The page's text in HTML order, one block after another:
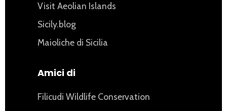
Visit Aeolian Islands
Sicily.blog
Maioliche di Sicilia
Amici di
Filicudi Wildlife Conservation